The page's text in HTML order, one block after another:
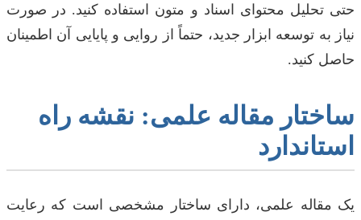
حتی تحلیل محتوای اسناد و متون استفاده کنید. در صورت
نیاز به توسعه ابزار جدید، حتماً از روایی و پایایی آن اطمینان
حاصل کنید.
ساختار مقاله علمی: نقشه راه
استاندارد
یک مقاله علمی، دارای ساختار مشخصی است که رعایت